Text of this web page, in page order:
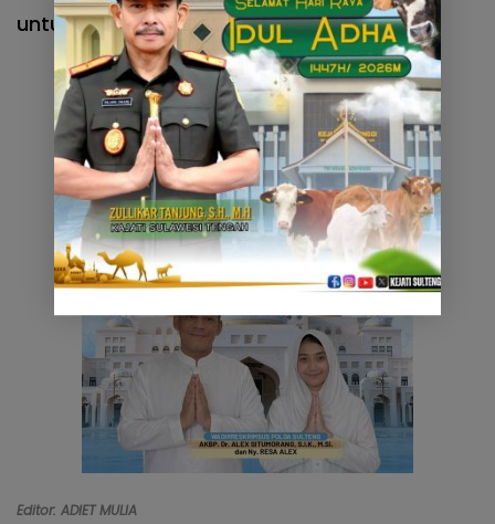
untuk almarhum yosua.(**/ADIET)
Editor: ADIET MULIA